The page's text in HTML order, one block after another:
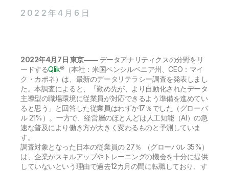
2022年4月6日
2022年4月7日 東京――データアナリティクスの分野をリ
ードするQlik®（本社：米国ペンシルベニア州、CEO：マイ
ク・カポネ）は、最新のデータリテラシー調査を発表しまし
た。本調査によると、「勤め先が、より自動化されたデータ
主導型の職場環境に従業員が対応できるよう準備を進めてい
ると思う」と回答した従業員はわずか17％でした（グローバ
ル 21%）。一方で、経営層のほとんどは人工知能（AI）の急
速な普及により働き方が大きく変わるものと予測していま
す。
調査対象となった日本の従業員の 27％ （グローバル 35%）
は、企業がスキルアップやトレーニングの機会を十分に提供
していないという理由で過去12カ月の間に転職しており、す